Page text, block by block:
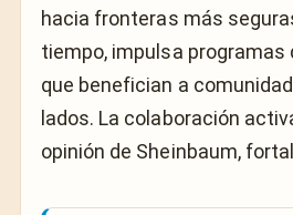
hacia fronteras más
tiempo, impulsa programas
que benefician a
lados. La colaboración
opinión de Sheinbaum,